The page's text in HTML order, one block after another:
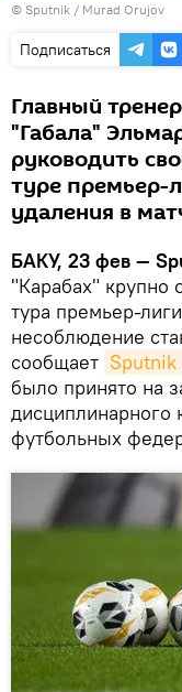
© Sputnik / Murad Orujov
Подписаться
Главный
"Габала"
руководить
туре премьер-
удаления в
БАКУ, 23 фев —
"Карабах" крупно
тура премьер-
несоблюдение
сообщает
было принято на
дисциплинарного
футбольных